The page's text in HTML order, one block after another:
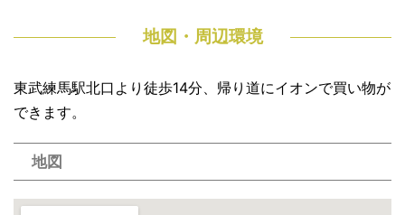
地図・周辺環境
東武練馬駅北口より徒歩14分、帰り道にイオンで買い物が
できます。
地図